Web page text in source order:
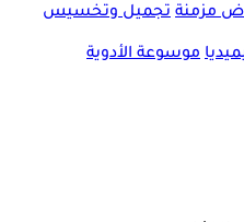
مزمنة تجميل وتخسيس
موسوعة الأدوية